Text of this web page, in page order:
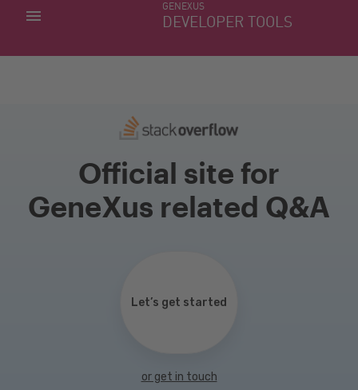
GENEXUS
DEVELOPER TOOLS
MINHAS APLICACÕES
Official site for
GeneXus related Q&A
Let’s get started
or get in touch